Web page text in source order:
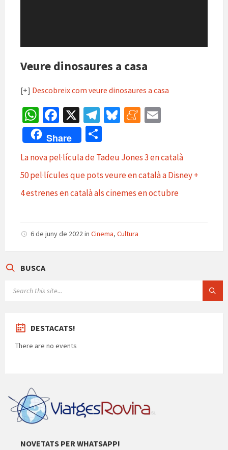
Veure dinosaures a casa
[+] Descobreix com veure dinosaures a casa
W
h
at
sA
p
p
Fa
ce
b
o
o
k
X
Te
le
gr
a
m
Bl
ky
M
ea
m
e
l
Share
o
m
p
ar
ix
La nova pel·lícula de Tadeu Jones 3 en català
50 pel·lícules que pots veure en català a Disney +
4 estrenes en català als cinemes en octubre
6 de juny de 2022in Cinema, Cultura
BUSCA
DESTACATS!
There are no events
NOVETATS PER WHATSAPP!